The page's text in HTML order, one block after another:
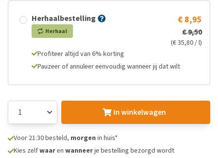
Herhaalbestelling
Herhaal
€ 8,95
€ 9,50
(€ 35,80 / l)
Profiteer altijd van 6% korting
Pauzeer of annuleer eenvoudig wanneer jij dat wilt
In winkelwagen
Voor 21:30 besteld, morgen in huis*
Kies zelfwaaren wanneerje bestelling bezorgd wordt